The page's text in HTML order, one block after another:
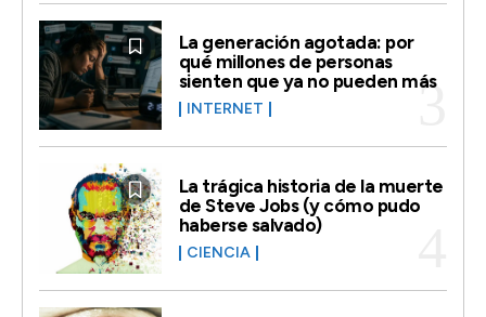
La generación agotada: por
qué millones de personas
sienten que ya no pueden más
INTERNET
La trágica historia de la muerte
de Steve Jobs (y cómo pudo
haberse salvado)
CIENCIA